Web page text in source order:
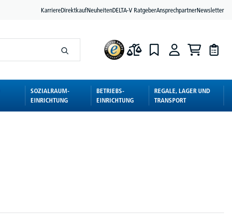
KarriereDirektkaufNeuheitenDELTA-V RatgeberAnsprechpartnerNewsletter
SOZIALRAUM-
EINRICHTUNG
BETRIEBS-
EINRICHTUNG
REGALE, LAGER UND
TRANSPORT